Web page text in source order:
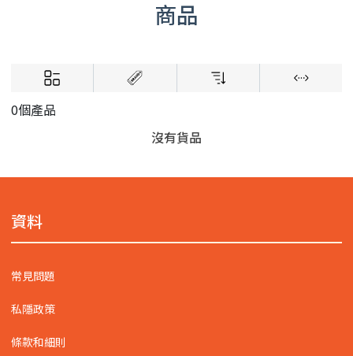
商品
0個產品
沒有貨品
資料
常見問題
私隱政策
條款和細則